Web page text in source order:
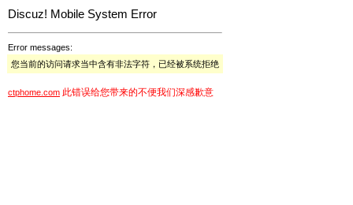
Discuz! Mobile System Error
Error messages:
您当前的访问请求当中含有非法字符，已经被系统拒绝
ctphome.com 此错误给您带来的不便我们深感歉意